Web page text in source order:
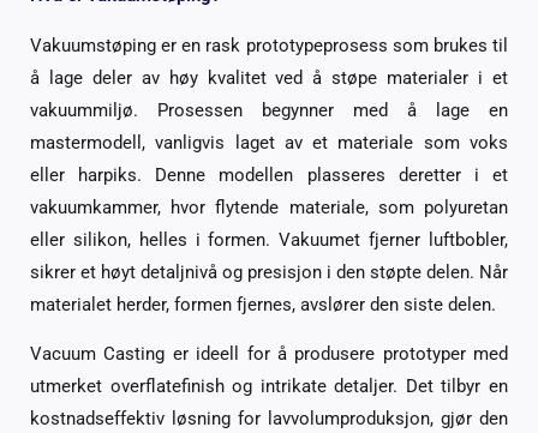
Vakuumstøping er en rask prototypeprosess som brukes til
å lage deler av høy kvalitet ved å støpe materialer i et
vakuummiljø. Prosessen begynner med å lage en
mastermodell, vanligvis laget av et materiale som voks
eller harpiks. Denne modellen plasseres deretter i et
vakuumkammer, hvor flytende materiale, som polyuretan
eller silikon, helles i formen. Vakuumet fjerner luftbobler,
sikrer et høyt detaljnivå og presisjon i den støpte delen. Når
materialet herder, formen fjernes, avslører den siste delen.
Vacuum Casting er ideell for å produsere prototyper med
utmerket overflatefinish og intrikate detaljer. Det tilbyr en
kostnadseffektiv løsning for lavvolumproduksjon, gjør den